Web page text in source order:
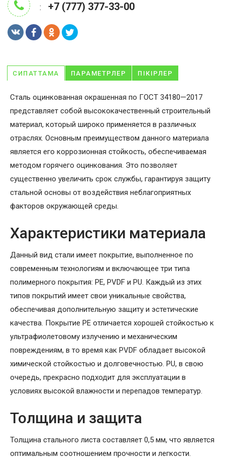
: +7 (777) 377-33-00
СИПАТТАМА ПАРАМЕТРЛЕР ПІКІРЛЕР
Сталь оцинкованная окрашенная по ГОСТ 34180—2017
представляет собой высококачественный строительный
материал, который широко применяется в различных
отраслях. Основным преимуществом данного материала
является его коррозионная стойкость, обеспечиваемая
методом горячего оцинкования. Это позволяет
существенно увеличить срок службы, гарантируя защиту
стальной основы от воздействия неблагоприятных
факторов окружающей среды.
Характеристики материала
Данный вид стали имеет покрытие, выполненное по
современным технологиям и включающее три типа
полимерного покрытия: PE, PVDF и PU. Каждый из этих
типов покрытий имеет свои уникальные свойства,
обеспечивая дополнительную защиту и эстетические
качества. Покрытие PE отличается хорошей стойкостью к
ультрафиолетовому излучению и механическим
повреждениям, в то время как PVDF обладает высокой
химической стойкостью и долговечностью. PU, в свою
очередь, прекрасно подходит для эксплуатации в
условиях высокой влажности и перепадов температур.
Толщина и защита
Толщина стального листа составляет 0,5 мм, что является
оптимальным соотношением прочности и легкости.